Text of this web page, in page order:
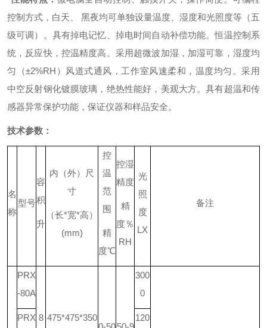
控制方式，白天、 黑夜均可单独设量温度、湿度和光照度等（五
级可调）。 具有掉电记忆、掉电时间自动补偿功能。恒温控制系
统，反应快，控温精度高。 采用超微波加湿，加湿可靠，湿度均
匀（±2%RH）
风道式通风，工作室风速柔和，温度均匀。采用
中空反射钢化镀膜玻璃，绝热性能好，美观大方。具有超温和传
感器异常保护功能，保证仪器和样品安全。
技术参数：
名
称
型号
容
积
升
内（外）尺
寸
（长*宽*高）
(mm)
控
温
范
围
精
度℃
控湿
精度
精
度％
RH
光
照
度
LX
备注
PRX
-80A
8 475*475*350
300
0
PRX
120